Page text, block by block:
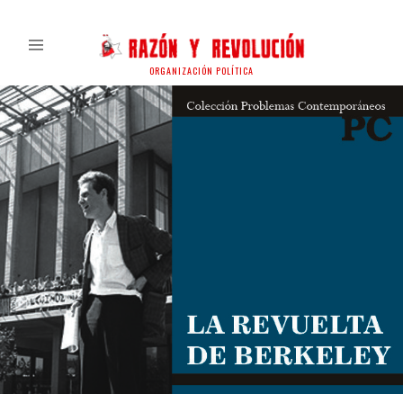
ORGANIZACIÓN POLÍTICA